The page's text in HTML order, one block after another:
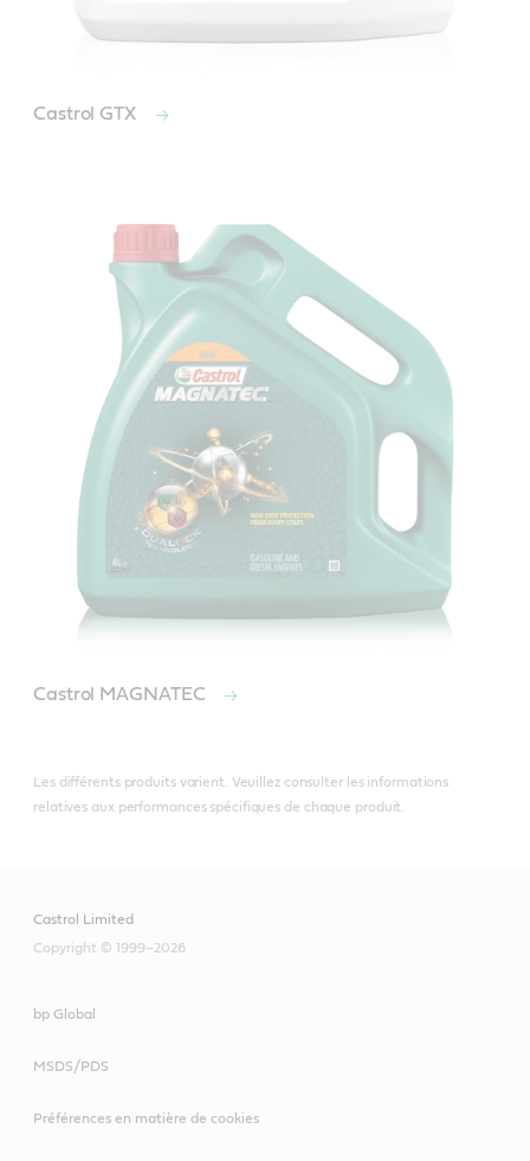
Castrol GTX
Castrol MAGNATEC
Les différents produits varient. Veuillez consulter les informations
relatives aux performances spécifiques de chaque produit.
Castrol Limited
Copyright © 1999–2026
bp Global
MSDS/PDS
Préférences en matière de cookies